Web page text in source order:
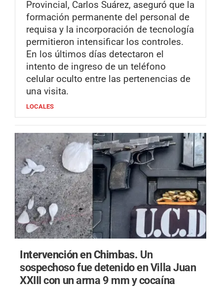
Provincial, Carlos Suárez, aseguró que la
formación permanente del personal de
requisa y la incorporación de tecnología
permitieron intensificar los controles.
En los últimos días detectaron el
intento de ingreso de un teléfono
celular oculto entre las pertenencias de
una visita.
LOCALES
Intervención en Chimbas. Un
sospechoso fue detenido en Villa Juan
XXIII con un arma 9 mm y cocaína